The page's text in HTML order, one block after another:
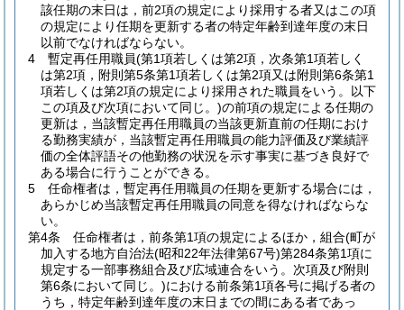
該任期の末日は，前2項の規定により採用する者又はこの項
の規定により任期を更新する者の特定年齢到達年度の末日
以前でなければならない。
4
暫定再任用職員(第1項若しくは第2項，次条第1項若しく
は第2項，附則第5条第1項若しくは第2項又は附則第6条第1
項若しくは第2項の規定により採用された職員をいう。以下
この項及び次項において同じ。)の前項の規定による任期の
更新は，当該暫定再任用職員の当該更新直前の任期におけ
る勤務実績が，当該暫定再任用職員の能力評価及び業績評
価の全体評語その他勤務の状況を示す事実に基づき良好で
ある場合に行うことができる。
5
任命権者は，暫定再任用職員の任期を更新する場合には，
あらかじめ当該暫定再任用職員の同意を得なければならな
い。
第4条
任命権者は，前条第1項の規定によるほか，組合(町が
加入する地方自治法(昭和22年法律第67号)第284条第1項に
規定する一部事務組合及び広域連合をいう。次項及び附則
第6条において同じ。)における前条第1項各号に掲げる者の
うち，特定年齢到達年度の末日までの間にある者であっ